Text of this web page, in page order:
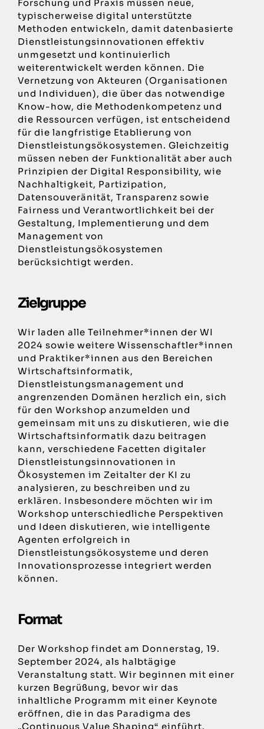
Forschung und Praxis müssen neue,
typischerweise digital unterstützte
Methoden entwickeln, damit datenbasierte
Dienstleistungsinnovationen effektiv
unmgesetzt und kontinuierlich
weiterentwickelt werden können. Die
Vernetzung von Akteuren (Organisationen
und Individuen), die über das notwendige
Know-how, die Methodenkompetenz und
die Ressourcen verfügen, ist entscheidend
für die langfristige Etablierung von
Dienstleistungsökosystemen. Gleichzeitig
müssen neben der Funktionalität aber auch
Prinzipien der Digital Responsibility, wie
Nachhaltigkeit, Partizipation,
Datensouveränität, Transparenz sowie
Fairness und Verantwortlichkeit bei der
Gestaltung, Implementierung und dem
Management von
Dienstleistungsökosystemen
berücksichtigt werden.
Zielgruppe
Wir laden alle Teilnehmer*innen der WI
2024 sowie weitere Wissenschaftler*innen
und Praktiker*innen aus den Bereichen
Wirtschaftsinformatik,
Dienstleistungsmanagement und
angrenzenden Domänen herzlich ein, sich
für den Workshop anzumelden und
gemeinsam mit uns zu diskutieren, wie die
Wirtschaftsinformatik dazu beitragen
kann, verschiedene Facetten digitaler
Dienstleistungsinnovationen in
Ökosystemen im Zeitalter der KI zu
analysieren, zu beschreiben und zu
erklären. Insbesondere möchten wir im
Workshop unterschiedliche Perspektiven
und Ideen diskutieren, wie intelligente
Agenten erfolgreich in
Dienstleistungsökosysteme und deren
Innovationsprozesse integriert werden
können.
Format
Der Workshop findet am Donnerstag, 19.
September 2024, als halbtägige
Veranstaltung statt. Wir beginnen mit einer
kurzen Begrüßung, bevor wir das
inhaltliche Programm mit einer Keynote
eröffnen, die in das Paradigma des
„Continuous Value Shaping“ einführt.